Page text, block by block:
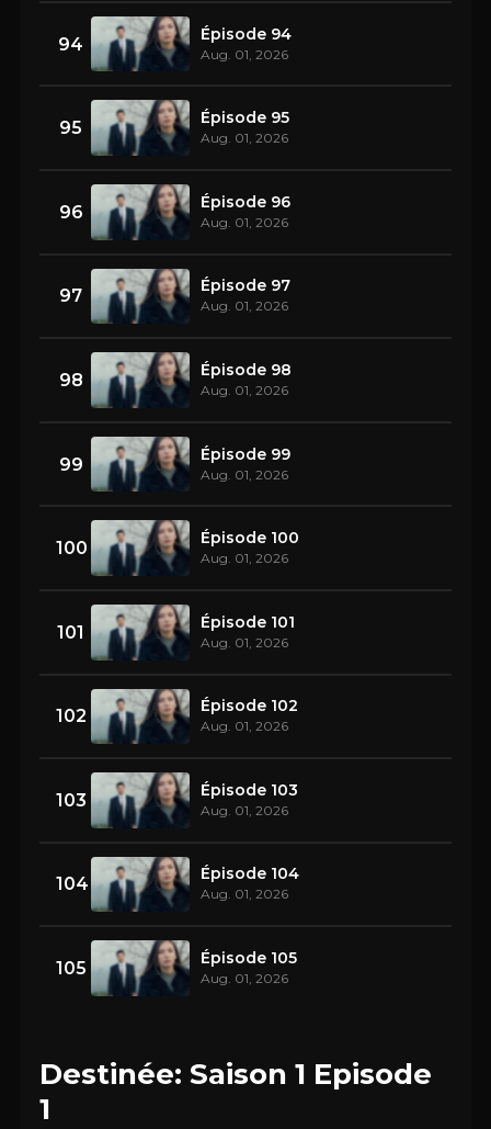
94 Épisode 94
Aug. 01, 2026
95 Épisode 95
Aug. 01, 2026
96 Épisode 96
Aug. 01, 2026
97 Épisode 97
Aug. 01, 2026
98 Épisode 98
Aug. 01, 2026
99 Épisode 99
Aug. 01, 2026
100 Épisode 100
Aug. 01, 2026
101 Épisode 101
Aug. 01, 2026
102 Épisode 102
Aug. 01, 2026
103 Épisode 103
Aug. 01, 2026
104 Épisode 104
Aug. 01, 2026
105 Épisode 105
Aug. 01, 2026
Destinée: Saison 1 Episode
1